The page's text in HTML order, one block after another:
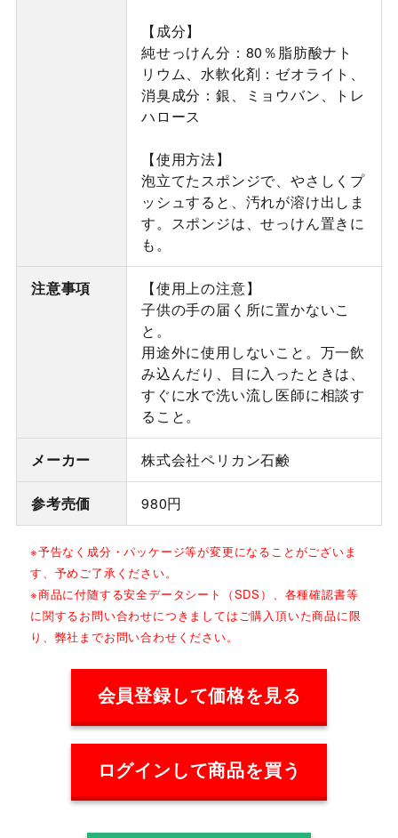
【成分】
純せっけん分：80％脂肪酸ナト
リウム、水軟化剤：ゼオライト、
消臭成分：銀、ミョウバン、トレ
ハロース
【使用方法】
泡立てたスポンジで、やさしくプ
ッシュすると、汚れが溶け出しま
す。スポンジは、せっけん置きに
も。
注意事項
【使用上の注意】
子供の手の届く所に置かないこ
と。
用途外に使用しないこと。万一飲
み込んだり、目に入ったときは、
すぐに水で洗い流し医師に相談す
ること。
メーカー 株式会社ペリカン石鹸
参考売価 980円
※予告なく成分・パッケージ等が変更になることがございま
す、予めご了承ください。
※商品に付随する安全データシート（SDS）、各種確認書等
に関するお問い合わせにつきましてはご購入頂いた商品に限
り、弊社までお問い合わせください。
会員登録して価格を見る
ログインして商品を買う